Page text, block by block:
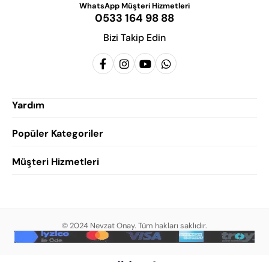
WhatsApp Müşteri Hizmetleri
0533 164 98 88
Bizi Takip Edin
Yardım
Hakkımızda
Popüler Kategoriler
Erkek Klasik Ayakkabı
Erkek Günlük Ayakkabı
Erkek Sandalet
Müşteri Hizmetleri
Mesafeli Satış Sözleşmesi
© 2024 Nevzat Onay. Tüm hakları saklıdır.